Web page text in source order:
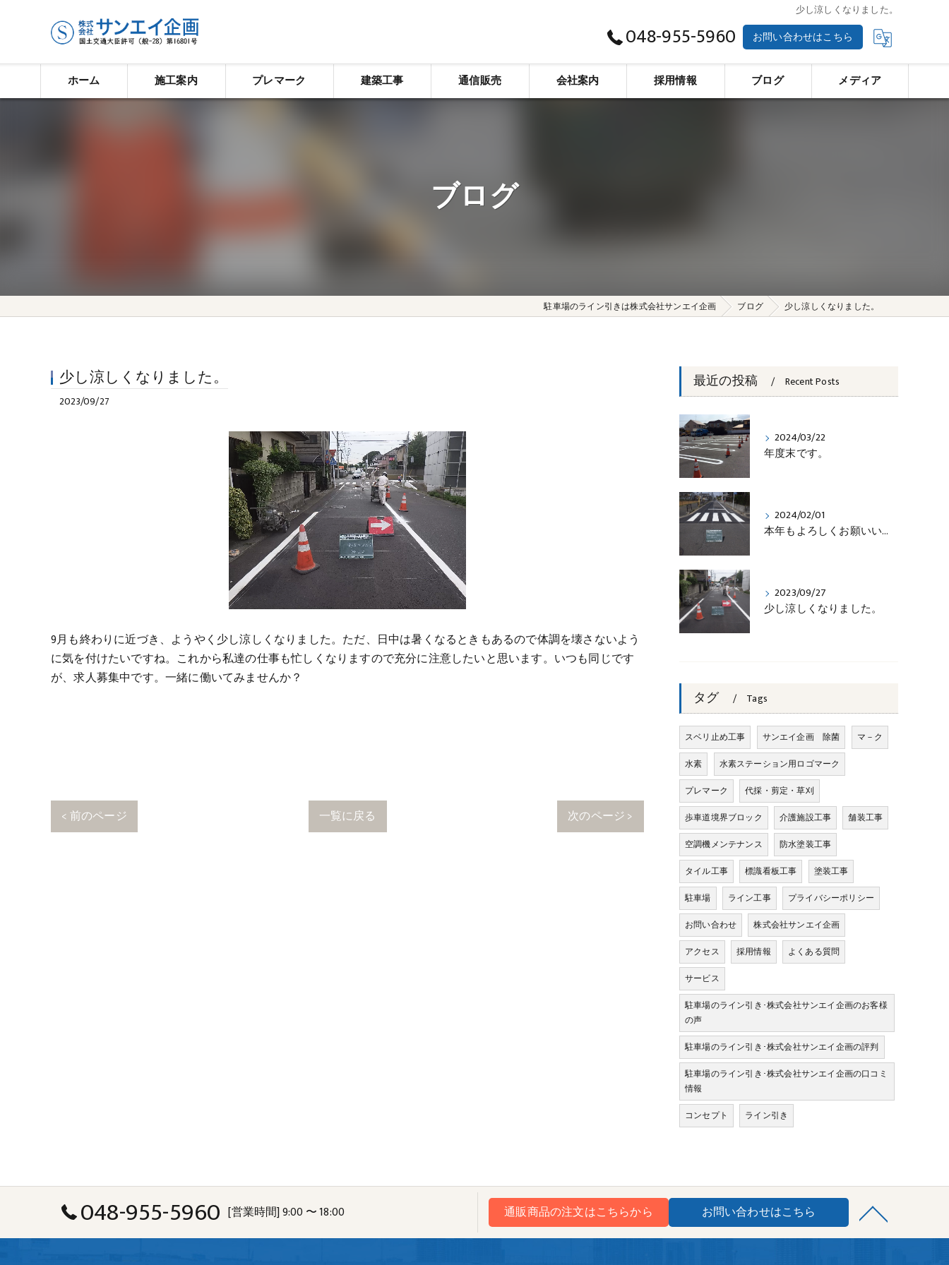
少し涼しくなりました。
048-955-5960 お問い合わせはこちら
ホーム 施工案内 プレマーク 建築工事 通信販売 会社案内 採用情報 ブログ メディア
ブログ
駐車場のライン引きは株式会社サンエイ企画 ブログ 少し涼しくなりました。
少し涼しくなりました。
2023/09/27
9月も終わりに近づき、ようやく少し涼しくなりました。ただ、日中は暑くなるときもあるので体調を壊さないよう
に気を付けたいですね。これから私達の仕事も忙しくなりますので充分に注意したいと思います。いつも同じです
が、求人募集中です。一緒に働いてみませんか？
< 前のページ 一覧に戻る 次のページ >
最近の投稿 Recent Posts
2024/03/22
年度末です。
2024/02/01
本年もよろしくお願いいたします。
2023/09/27
少し涼しくなりました。
タグ Tags
スベリ止め工事 サンエイ企画 除菌
マ－ク
水素
水素ステーション用ロゴマーク
プレマーク
代採・剪定・草刈
歩車道境界ブロック
介護施設工事
舗装工事
空調機メンテナンス
防水塗装工事
タイル工事
標識看板工事
塗装工事
駐車場
ライン工事
プライバシーポリシー
お問い合わせ
株式会社サンエイ企画
アクセス
採用情報
よくある質問
サービス
駐車場のライン引き･株式会社サンエイ企画のお客様
の声
駐車場のライン引き･株式会社サンエイ企画の評判
駐車場のライン引き･株式会社サンエイ企画の口コミ
情報
コンセプト
ライン引き
048-955-5960 [営業時間] 9:00 〜 18:00 通販商品の注文はこちらから お問い合わせはこちら